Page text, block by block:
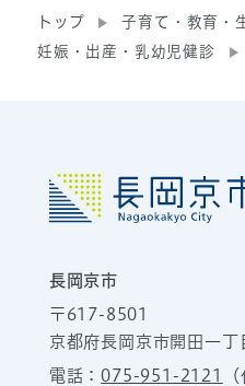
トップ
子育て・教育・
妊娠・出産・乳幼児健診
長岡京市
〒617-8501
京都府長岡京市開田一丁
電話：075-951-2121